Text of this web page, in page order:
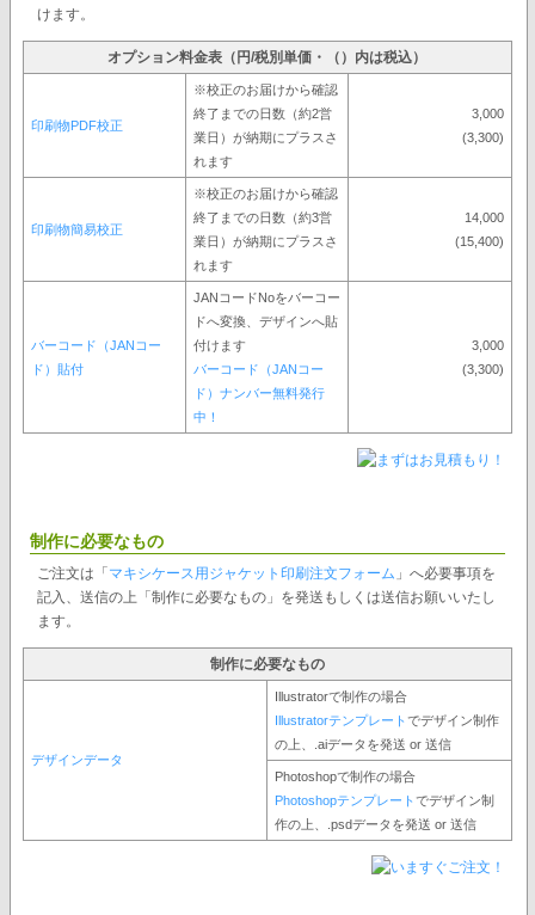
けます。
オプション料金表（円/税別単価・（）内は税込）
印刷物PDF校正
※校正のお届けから確認
終了までの日数（約2営
業日）が納期にプラスさ
れます
3,000
(3,300)
印刷物簡易校正
※校正のお届けから確認
終了までの日数（約3営
業日）が納期にプラスさ
れます
14,000
(15,400)
バーコード（JANコー
ド）貼付
JANコードNoをバーコー
ドへ変換、デザインへ貼
付けます
バーコード（JANコー
ド）ナンバー無料発行
中！
3,000
(3,300)
制作に必要なもの
ご注文は「 マキシケース用ジャケット印刷注文フォーム 」へ必要事項を
記入、送信の上「制作に必要なもの」を発送もしくは送信お願いいたし
ます。
制作に必要なもの
デザインデータ
Illustratorで制作の場合
Illustratorテンプレートでデザイン制作
の上、.aiデータを発送 or 送信
Photoshopで制作の場合
Photoshopテンプレートでデザイン制
作の上、.psdデータを発送 or 送信